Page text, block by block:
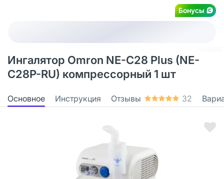
Бонусы
Ингалятор Omron NE-C28 Plus (NE-
C28P-RU) компрессорный 1 шт
Основное Инструкция Отзывы 32